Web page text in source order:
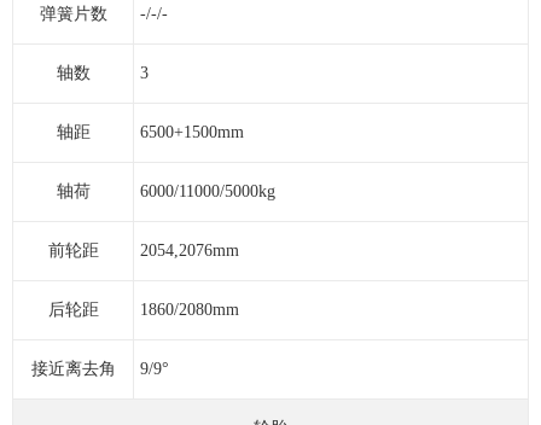
弹簧片数 -/-/-
轴数 3
轴距 6500+1500mm
轴荷 6000/11000/5000kg
前轮距 2054,2076mm
后轮距 1860/2080mm
接近离去角 9/9°